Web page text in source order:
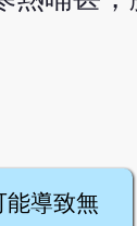
能導致無